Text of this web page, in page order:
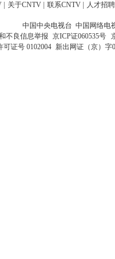
关于CNTV 联系CNTV 人才招聘
中国中央电视台 中国网络电
不良信息举报 京ICP证060535号
证号 0102004 新出网证（京）